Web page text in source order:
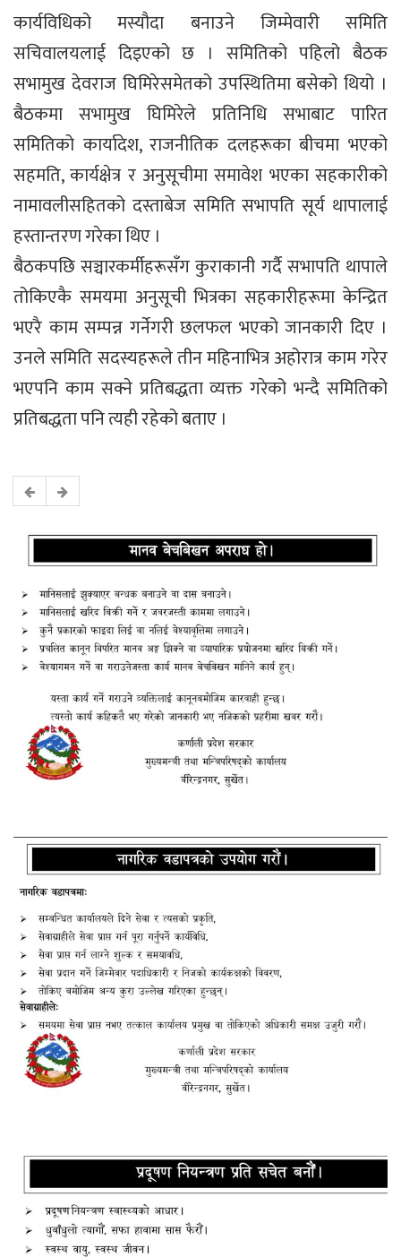
कार्यविधिको मस्यौदा बनाउने जिम्मेवारी समिति
सचिवालयलाई दिइएको छ । समितिको पहिलो बैठक
सभामुख देवराज घिमिरेसमेतको उपस्थितिमा बसेको थियो ।
बैठकमा सभामुख घिमिरेले प्रतिनिधि सभाबाट पारित
समितिको कार्यादेश, राजनीतिक दलहरूका बीचमा भएको
सहमति, कार्यक्षेत्र र अनुसूचीमा समावेश भएका सहकारीको
नामावलीसहितको दस्ताबेज समिति सभापति सूर्य थापालाई
हस्तान्तरण गरेका थिए ।
बैठकपछि सञ्चारकर्मीहरूसँग कुराकानी गर्दै सभापति थापाले
तोकिएकै समयमा अनुसूची भित्रका सहकारीहरूमा केन्द्रित
भएरै काम सम्पन्न गर्नेगरी छलफल भएको जानकारी दिए ।
उनले समिति सदस्यहरूले तीन महिनाभित्र अहोरात्र काम गरेर
भएपनि काम सक्ने प्रतिबद्धता व्यक्त गरेको भन्दै समितिको
प्रतिबद्धता पनि त्यही रहेको बताए ।